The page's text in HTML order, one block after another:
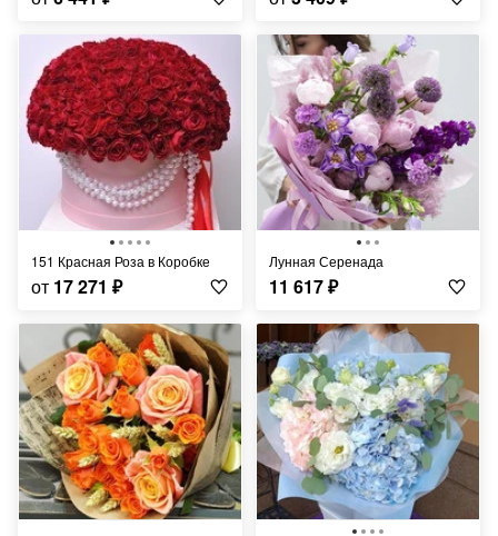
151 Красная Роза в Коробке
от 17 271 ₽
Лунная Серенада
11 617₽